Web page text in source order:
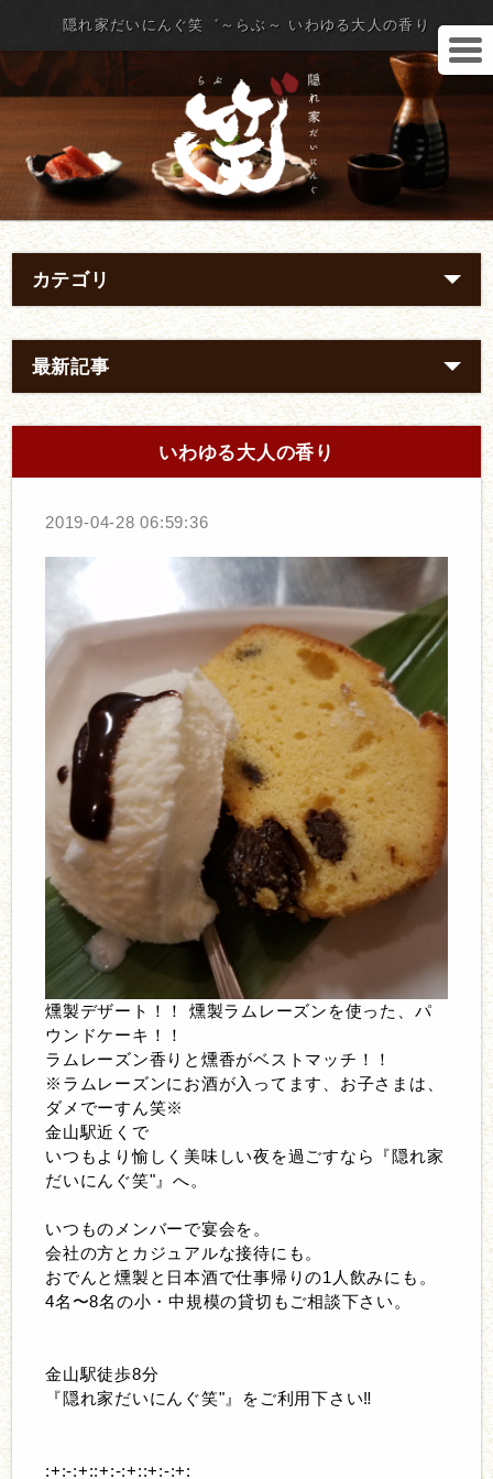
隠れ家だいにんぐ笑゛～らぶ～ いわゆる大人の香り
カテゴリ
最新記事
いわゆる大人の香り
2019-04-28 06:59:36
燻製デザート！！ 燻製ラムレーズンを使った、パ
ウンドケーキ！！
ラムレーズン香りと燻香がベストマッチ！！
※ラムレーズンにお酒が入ってます、お子さまは、
ダメでーすん笑※
金山駅近くで
いつもより愉しく美味しい夜を過ごすなら『隠れ家
だいにんぐ笑"』へ。
いつものメンバーで宴会を。
会社の方とカジュアルな接待にも。
おでんと燻製と日本酒で仕事帰りの1人飲みにも。
4名〜8名の小・中規模の貸切もご相談下さい。
金山駅徒歩8分
『隠れ家だいにんぐ笑"』をご利用下さい‼︎
:+:-:+::+:-:+::+:-:+: